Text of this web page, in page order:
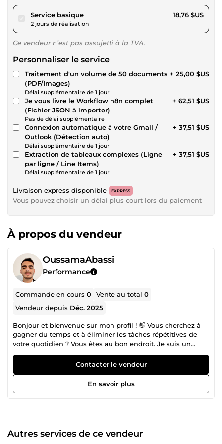
Service basiquepour 17,28 $US
2 jours de réalisation
18,76 $US
Ce vendeur n’est pas assujetti à la TVA.
Personnaliser le service
Traitement d'un volume de 50 documents
(PDF/Images)
Délai supplémentaire de 1 jour
+ 25,00 $US
Je vous livre le Workflow n8n complet
(Fichier JSON à importer)
Pas de délai supplémentaire
+ 62,51 $US
Connexion automatique à votre Gmail /
Outlook (Détection auto)
Délai supplémentaire de 1 jour
+ 37,51 $US
Extraction de tableaux complexes (Ligne
par ligne / Line Items)
Délai supplémentaire de 1 jour
+ 37,51 $US
Livraison express disponible EXPRESS
Vous pouvez choisir un délai plus court lors du paiement
À propos du vendeur
OussamaAbassi
Performance
Commande en cours0 Vente au total0
Vendeur depuis Déc. 2025
Bonjour et bienvenue sur mon profil ! 👋 Vous cherchez à
gagner du temps et à éliminer les tâches répétitives de
votre quotidien ? Vous êtes au bon endroit. Je suis un
Expert en Automatisation avec une approche unique : je
ne suis pas seulement un développeur, j'ai un solide
background en Gestion d'Entreprise, RH et Commerce
(Master &amp; Licence en Économie/Gestion). 🚀 Pourquoi
me faire confiance ? Contrairement à un développeur
d'étranglement dans une entreprise. Aujourd'hui, j'utilise
la technologie pour résoudre ces problèmes. 🛠️ Mes
Contacter le vendeur
En savoir plus
Autres services de ce vendeur